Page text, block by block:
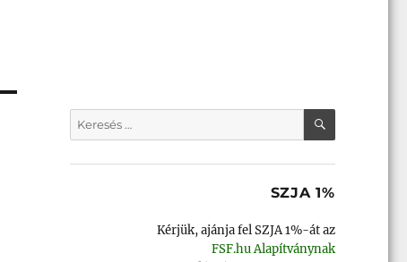
Keresés
a
KERESÉS
SZJA 1%
Kérjük, ajánja fel SZJA 1%-át az
FSF.hu Alapítványnak